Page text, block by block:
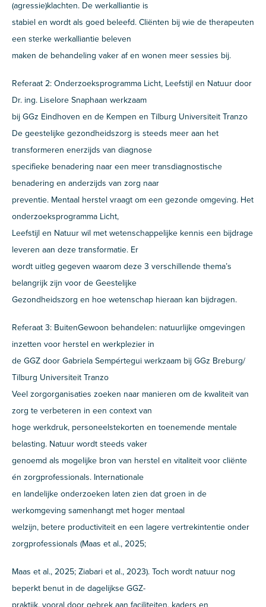
(agressie)klachten. De werkalliantie is
stabiel en wordt als goed beleefd. Cliënten bij wie de therapeuten
een sterke werkalliantie beleven
maken de behandeling vaker af en wonen meer sessies bij.
Referaat 2: Onderzoeksprogramma Licht, Leefstijl en Natuur door
Dr. ing. Liselore Snaphaan werkzaam
bij GGz Eindhoven en de Kempen en Tilburg Universiteit Tranzo
De geestelijke gezondheidszorg is steeds meer aan het
transformeren enerzijds van diagnose
specifieke benadering naar een meer transdiagnostische
benadering en anderzijds van zorg naar
preventie. Mentaal herstel vraagt om een gezonde omgeving. Het
onderzoeksprogramma Licht,
Leefstijl en Natuur wil met wetenschappelijke kennis een bijdrage
leveren aan deze transformatie. Er
wordt uitleg gegeven waarom deze 3 verschillende thema’s
belangrijk zijn voor de Geestelijke
Gezondheidszorg en hoe wetenschap hieraan kan bijdragen.
Referaat 3: BuitenGewoon behandelen: natuurlijke omgevingen
inzetten voor herstel en werkplezier in
de GGZ door Gabriela Sempértegui werkzaam bij GGz Breburg/
Tilburg Universiteit Tranzo
Veel zorgorganisaties zoeken naar manieren om de kwaliteit van
zorg te verbeteren in een context van
hoge werkdruk, personeelstekorten en toenemende mentale
belasting. Natuur wordt steeds vaker
genoemd als mogelijke bron van herstel en vitaliteit voor cliënte
én zorgprofessionals. Internationale
en landelijke onderzoeken laten zien dat groen in de
werkomgeving samenhangt met hoger mentaal
welzijn, betere productiviteit en een lagere vertrekintentie onder
zorgprofessionals (Maas et al., 2025;
Maas et al., 2025; Ziabari et al., 2023). Toch wordt natuur nog
beperkt benut in de dagelijkse GGZ-
praktijk, vooral door gebrek aan faciliteiten, kaders en